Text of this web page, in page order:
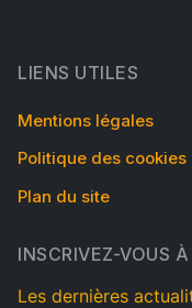
LIENS UTILES
Mentions légales
Politique des cookies
Plan du site
INSCRIVEZ-VOUS
Les dernières